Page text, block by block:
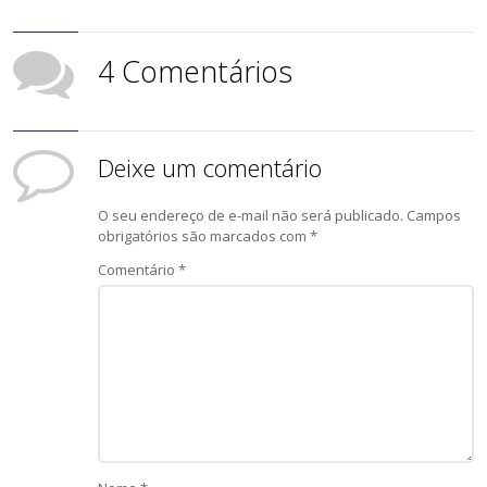
4 Comentários
Deixe um comentário
O seu endereço de e-mail não será publicado. Campos
obrigatórios são marcados com*
Comentário*